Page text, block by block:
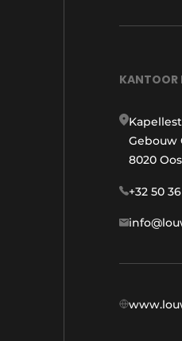
KANTOOR
Gebouw
8020
+32 50